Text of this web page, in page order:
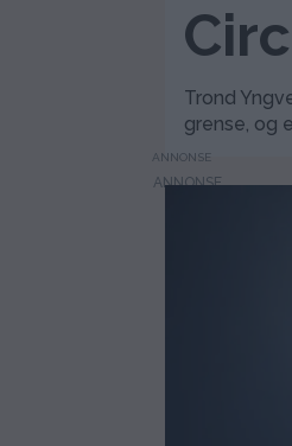
Trond
grense, og
ANNONSE